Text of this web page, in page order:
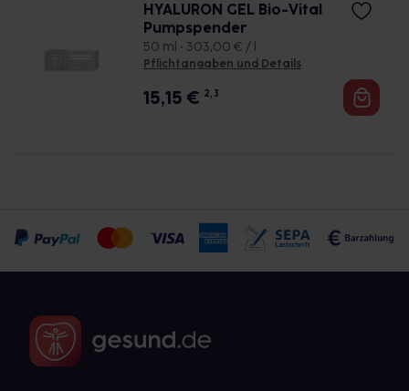
HYALURON GEL Bio-Vital
Pumpspender
50 ml • 303,00 € / l
Pflichtangaben und Details
15,15 € 2, 3